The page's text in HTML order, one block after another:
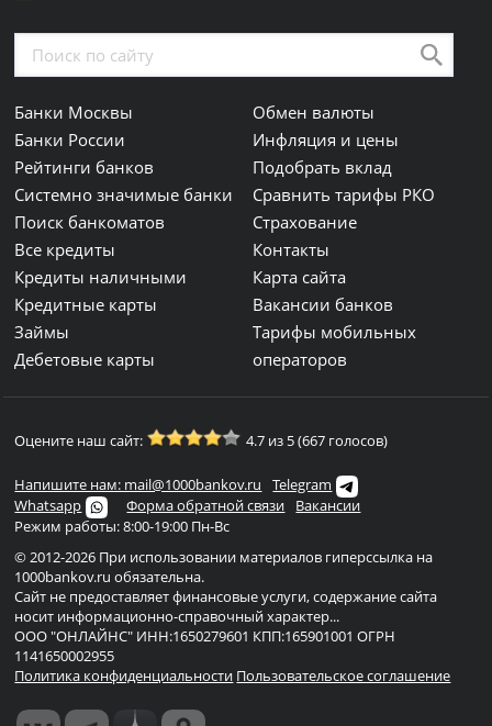
Банки Москвы
Банки России
Рейтинги банков
Системно значимые банки
Поиск банкоматов
Все кредиты
Кредиты наличными
Кредитные карты
Займы
Дебетовые карты
Обмен валюты
Инфляция и цены
Подобрать вклад
Сравнить тарифы РКО
Страхование
Контакты
Карта сайта
Вакансии банков
Тарифы мобильных
операторов
Оцените наш сайт: 4.7 из 5 (667 голосов)
Напишите нам: mail@1000bankov.ru
Telegram
Whatsapp
Форма обратной связи
Вакансии
Режим работы: 8:00-19:00 Пн-Вс
© 2012-2026 При использовании материалов гиперссылка на
1000bankov.ru обязательна.
Сайт не предоставляет финансовые услуги, содержание сайта
носит информационно-справочный характер...
ООО "ОНЛАЙНС" ИНН:1650279601 КПП:165901001 ОГРН
1141650002955
Политика конфиденциальности Пользовательское соглашение